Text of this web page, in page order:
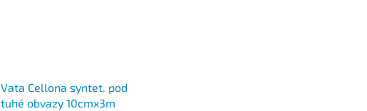
Vata Cellona syntet. pod
tuhé obvazy 10cmx3m